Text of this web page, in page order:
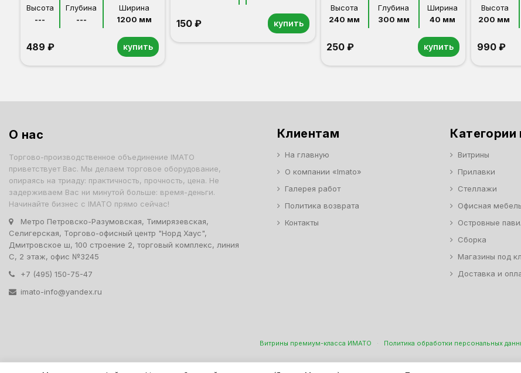
Высота
---
Глубина
---
Ширина
1200 мм
489 ₽ купить
150 ₽ купить
Высота
240 мм
Глубина
300 мм
Ширина
40 мм
250 ₽ купить
Высота
200 мм
990 ₽
О нас
Торгово-производственное объединение IMATO
приветствует Вас. Мы делаем торговое оборудование,
опираясь на триаду: практичность, прочность, цена. Не
задерживаем Вас ни минутой больше: время-деньги.
Начинайте бизнес с IMATO прямо сейчас!
Метро Петровско-Разумовская, Тимирязевская,
Селигерская, Торгово-офисный центр "Норд Хаус",
Дмитровское ш, 100 строение 2, торговый комплекс, линия
С, 2 этаж, офис №3245
+7 (495) 150-75-47
imato-info@yandex.ru
Клиентам
На главную
О компании «Imato»
Галерея работ
Политика возврата
Контакты
Категории
Витрины
Прилавки
Стеллажи
Офисная мебель
Островные
Сборка
Магазины под
Доставка и
Витрины премиум-класса ИМАТО · Политика обработки персональных
IMATO. Интернет Магазин Торговой И Офисной Мебели. ООО "ИМАТО", ИНН 7717506114 КПП